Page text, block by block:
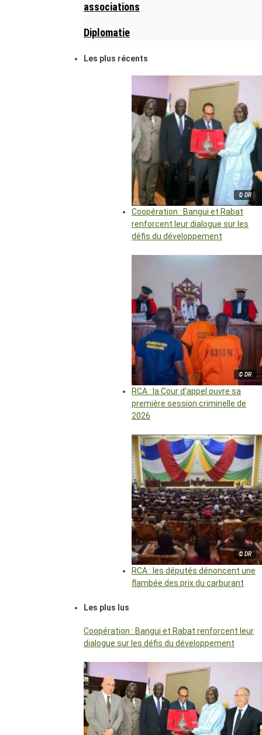
associations
Diplomatie
Les plus récents
© DR
Coopération : Bangui et Rabat
renforcent leur dialogue sur les
défis du développement
© DR
RCA : la Cour d’appel ouvre sa
première session criminelle de
2026
© DR
RCA : les députés dénoncent une
flambée des prix du carburant
Les plus lus
Coopération : Bangui et Rabat renforcent leur
dialogue sur les défis du développement